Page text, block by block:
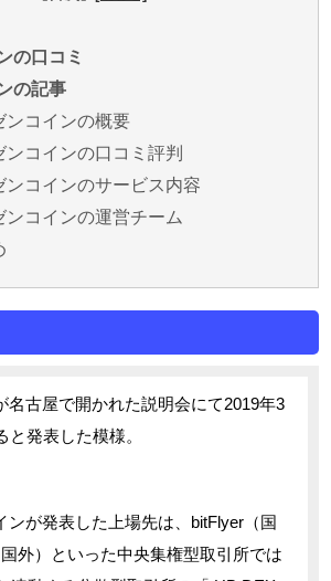
の口コミ
の記事
ンコインの概要
コインの口コミ評判
ンコインのサービス内容
ンコインの運営チーム
名古屋で開かれた説明会にて2019年3
と発表した模様。
ンが発表した上場先は、bitFlyer（国
外）といった中央集権型取引所では